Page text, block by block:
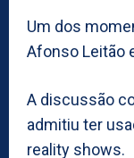
Um dos
Afonso Leitão
A discussão
admitiu ter
reality shows.